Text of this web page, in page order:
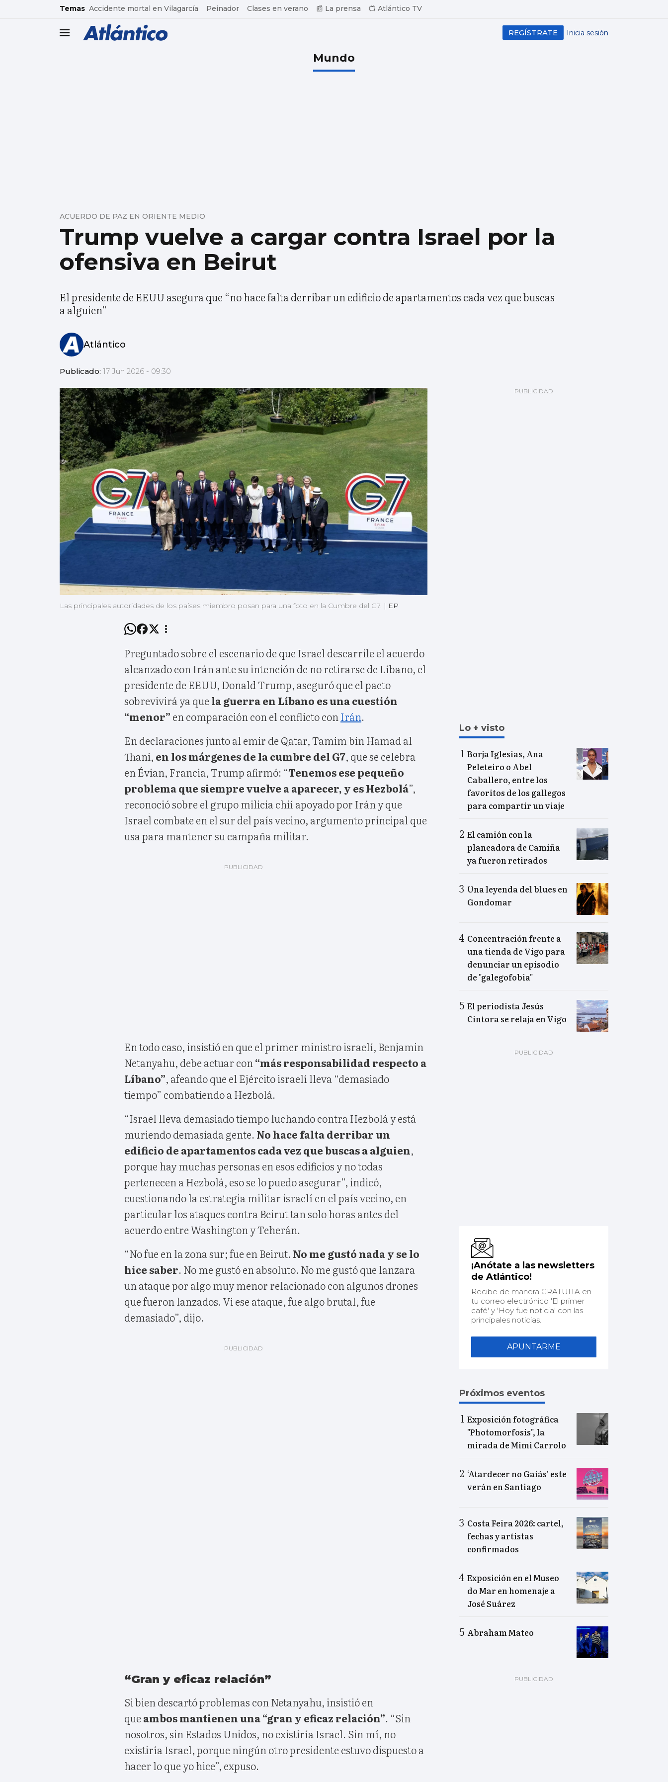
common.go-to-content
Temas Accidente mortal en Vilagarcía Peinador Clases en verano 📰 La prensa 📺 Atlántico TV
header.menu.open Inicia sesión
REGÍSTRATE
Mundo
Trump vuelve a cargar contra Israel por la
ofensiva en Beirut
ACUERDO DE PAZ EN ORIENTE MEDIO
El presidente de EEUU asegura que “no hace falta derribar un edificio de apartamentos cada vez que buscas
a alguien”
Atlántico
Publicado: 17 Jun 2026 - 09:30
Las principales autoridades de los países miembro posan para una foto en la Cumbre del G7. | EP
Preguntado sobre el escenario de que Israel descarrile el acuerdo
alcanzado con Irán ante su intención de no retirarse de Líbano, el
presidente de EEUU, Donald Trump, aseguró que el pacto
sobrevivirá ya que la guerra en Líbano es una cuestión
“menor” en comparación con el conflicto con Irán.
En declaraciones junto al emir de Qatar, Tamim bin Hamad al
Thani, en los márgenes de la cumbre del G7, que se celebra
en Évian, Francia, Trump afirmó: “Tenemos ese pequeño
problema que siempre vuelve a aparecer, y es Hezbolá”,
reconoció sobre el grupo milicia chií apoyado por Irán y que
Israel combate en el sur del país vecino, argumento principal que
usa para mantener su campaña militar.
En todo caso, insistió en que el primer ministro israelí, Benjamin
Netanyahu, debe actuar con “más responsabilidad respecto a
Líbano”, afeando que el Ejército israelí lleva “demasiado
tiempo” combatiendo a Hezbolá.
“Israel lleva demasiado tiempo luchando contra Hezbolá y está
muriendo demasiada gente. No hace falta derribar un
edificio de apartamentos cada vez que buscas a alguien,
porque hay muchas personas en esos edificios y no todas
pertenecen a Hezbolá, eso se lo puedo asegurar”, indicó,
cuestionando la estrategia militar israelí en el país vecino, en
particular los ataques contra Beirut tan solo horas antes del
acuerdo entre Washington y Teherán.
“No fue en la zona sur; fue en Beirut. No me gustó nada y se lo
hice saber. No me gustó en absoluto. No me gustó que lanzara
un ataque por algo muy menor relacionado con algunos drones
que fueron lanzados. Vi ese ataque, fue algo brutal, fue
demasiado”, dijo.
“Gran y eficaz relación”
Si bien descartó problemas con Netanyahu, insistió en
que ambos mantienen una “gran y eficaz relación”. “Sin
nosotros, sin Estados Unidos, no existiría Israel. Sin mí, no
existiría Israel, porque ningún otro presidente estuvo dispuesto a
hacer lo que yo hice”, expuso.
Lo + visto
Borja Iglesias, Ana
Peleteiro o Abel
Caballero, entre los
favoritos de los gallegos
para compartir un viaje
El camión con la
planeadora de Camiña
ya fueron retirados
Una leyenda del blues en
Gondomar
Concentración frente a
una tienda de Vigo para
denunciar un episodio
de "galegofobia"
El periodista Jesús
Cintora se relaja en Vigo
¡Anótate a las newsletters
de Atlántico!
Recibe de manera GRATUITA en
tu correo electrónico 'El primer
café' y 'Hoy fue noticia' con las
principales noticias.
APUNTARME
Próximos eventos
Exposición fotográfica
"Photomorfosis", la
mirada de Mimi Carrolo
‘Atardecer no Gaiás’ este
verán en Santiago
Costa Feira 2026: cartel,
fechas y artistas
confirmados
Exposición en el Museo
do Mar en homenaje a
José Suárez
Abraham Mateo